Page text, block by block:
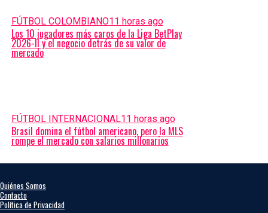
FÚTBOL COLOMBIANO11 horas ago
Los 10 jugadores más caros de la Liga BetPlay
2026-II y el negocio detrás de su valor de
mercado
FÚTBOL INTERNACIONAL11 horas ago
Brasil domina el fútbol americano, pero la MLS
rompe el mercado con salarios millonarios
Quiénes Somos
Contacto
Política de Privacidad